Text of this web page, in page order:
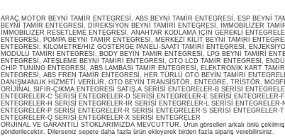
ARAÇ MOTOR BEYNİ TAMİR ENTEGRESİ, ABS BEYNİ TAMİR ENTEGRESİ, ESP BEYNİ
BEYNİ TAMİR ENTEGRESİ, DİREKSİYON BEYNİ TAMİRİ ENTEGRESİ, İMMOBİLİZER
İMMOBİLİZER RESETLEME ENTEGRESİ, ANAHTAR KODLAMA İÇİN GEREKLİ
ENTEGRESİ, POMPA BEYNİ TAMİR ENTEGRESİ, MERKEZİ KİLİT BEYNİ TAMİRİ
ENTEGRESİ, KİLOMETRE/HIZ GÖSTERGE PANELİ-SAATİ TAMİRİ ENTEGRESİ,
MODÜLÜ TAMİRİ ENTEGRESİ, BODY BEYİN TAMİR ENTEGRESİ, LPG BEYNİ TAMİRİ
ENTEGRESİ, ATEŞLEME BEYNİ TAMİRİ ENTEGRESİ, OTO LCD TAMİR ENTEGRESİ,
CHİP TUNİNG ENTEGRESİ, ABS LAMBASI TAMİR ENTEGRESİ, ELEKTRONİK KART
ENTEGRESİ, ABS FREN TAMİR ENTEGRESİ, HER TÜRLÜ OTO BEYİN TAMİRİ
DANIŞMANLIK HİZMETİ VERİLİR, OTO BEYİN TRANSİSTÖR, ENTEGRE, TRİSTÖR,
ORİJİNAL SIFIR-ÇIKMA ENTEGRESİ SATIŞ.A SERİSİ ENTEGRELER-B SERİSİ
ENTEGRELER-C SERİSİ ENTEGRELER-D SERİSİ ENTEGRELER-E SERİSİ ENTEGRELER-
ENTEGRELER-H SERİSİ ENTEGRELER-IR SERİSİ ENTEGRELER-L SERİSİ ENTEGRELER-
ENTEGRELER-P SERİSİ ENTEGRELER-R SERİSİ ENTEGRELER-S SERİSİ ENTEGRELER-
ENTEGRELER-Q SERİSİ ENTEGRELER-X SERİSİ ENTEGRELER
ORiJİNAL VE GARANTİLİ STOKLARIMIZDA MEVCUTTUR. Ürün görselleri arkalı önlü
gönderilecektir. Dilerseniz sepete daha fazla ürün ekleyerek birden fazla sipariş verebilirsiniz.